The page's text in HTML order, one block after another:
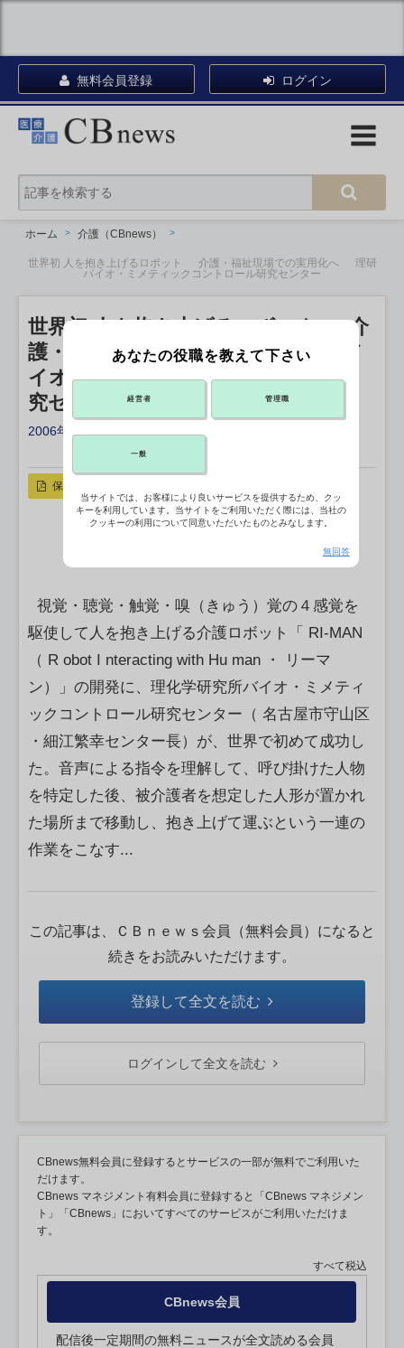
無料会員登録 ログイン
ホーム 介護（CBnews）
世界初 人を抱き上げるロボット 介護・福祉現場での実用化へ 理研
バイオ・ミメティックコントロール研究センター
世界初 人を抱き上げるロボット 介
護・福祉現場での実用化へ 理研バ
イオ・ミメティックコントロール研
究センター
2006年09月27日 13:29
リンクをコピー
保存
視覚・聴覚・触覚・嗅（きゅう）覚の４感覚を
駆使して人を抱き上げる介護ロボット「 RI-MAN
（ R obot I nteracting with Hu man ・ リーマ
ン）」の開発に、理化学研究所バイオ・ミメティ
ックコントロール研究センター（ 名古屋市守山区
・細江繁幸センター長）が、世界で初めて成功し
た。音声による指令を理解して、呼び掛けた人物
を特定した後、被介護者を想定した人形が置かれ
た場所まで移動し、抱き上げて運ぶという一連の
作業をこなす...
この記事は、ＣＢｎｅｗｓ会員（無料会員）になると
続きをお読みいただけます。
登録して全文を読む
ログインして全文を読む
CBnews無料会員に登録するとサービスの一部が無料でご利用いた
だけます。
CBnews マネジメント有料会員に登録すると「CBnews マネジメン
ト」「CBnews」においてすべてのサービスがご利用いただけま
す。
すべて税込
CBnews会員
配信後一定期間の無料ニュースが全文読める会員
あなたの役職を教えて下さい
経営者 管理職
一般
当サイトでは、お客様により良いサービスを提供するため、クッ
キーを利用しています。当サイトをご利用いただく際には、当社の
クッキーの利用について同意いただいたものとみなします。
無回答